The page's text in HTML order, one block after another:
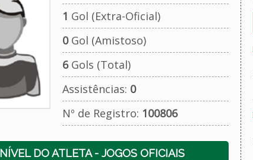
1 Gol (Extra-Oficial)
0Gol (Amistoso)
6Gols (Total)
Assistências: 0
Nº de Registro: 100806
NÍVEL DO ATLETA - JOGOS OFICIAIS